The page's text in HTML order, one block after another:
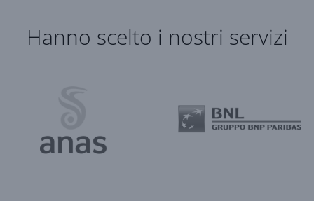
Hanno scelto i nostri servizi